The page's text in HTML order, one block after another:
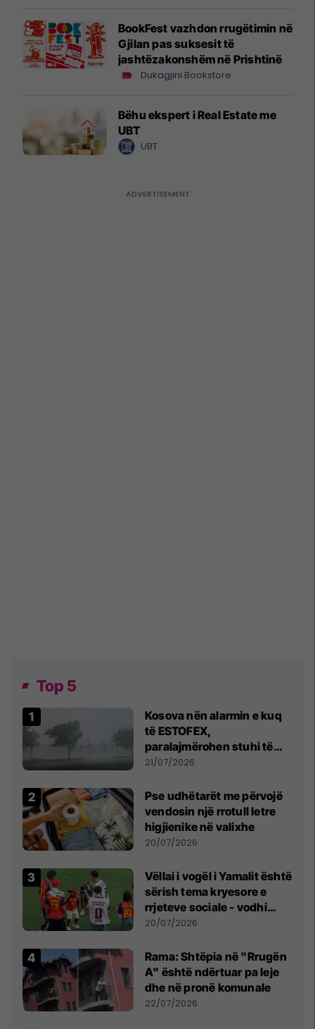
BookFest vazhdon rrugëtimin në
Gjilan pas suksesit të
jashtëzakonshëm në Prishtinë
Dukagjini Bookstore
Bëhu ekspert i Real Estate me
UBT
UBT
Top 5
Kosova nën alarmin e kuq
të ESTOFEX,
paralajmërohen stuhi të
fuqishme me breshër dhe
21/07/2026
Pse udhëtarët me përvojë
vendosin një rrotull letre
higjienike në valixhe
20/07/2026
Vëllai i vogël i Yamalit është
sërish tema kryesore e
rrjeteve sociale - vodhi
vëmendjen pas finales së
20/07/2026
Rama: Shtëpia në "Rrugën
A" është ndërtuar pa leje
dhe në pronë komunale
22/07/2026